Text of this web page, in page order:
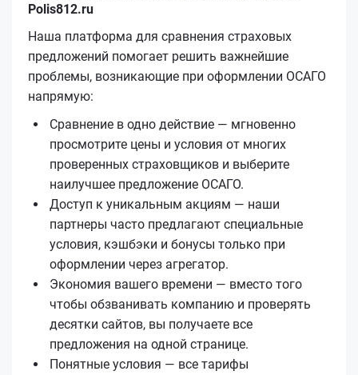
Polis812.ru
Наша платформа для сравнения страховых
предложений помогает решить важнейшие
проблемы, возникающие при оформлении ОСАГО
напрямую:
Сравнение в одно действие — мгновенно
просмотрите цены и условия от многих
проверенных страховщиков и выберите
наилучшее предложение ОСАГО.
Доступ к уникальным акциям — наши
партнеры часто предлагают специальные
условия, кэшбэки и бонусы только при
оформлении через агрегатор.
Экономия вашего времени — вместо того
чтобы обзванивать компанию и проверять
десятки сайтов, вы получаете все
предложения на одной странице.
Понятные условия — все тарифы